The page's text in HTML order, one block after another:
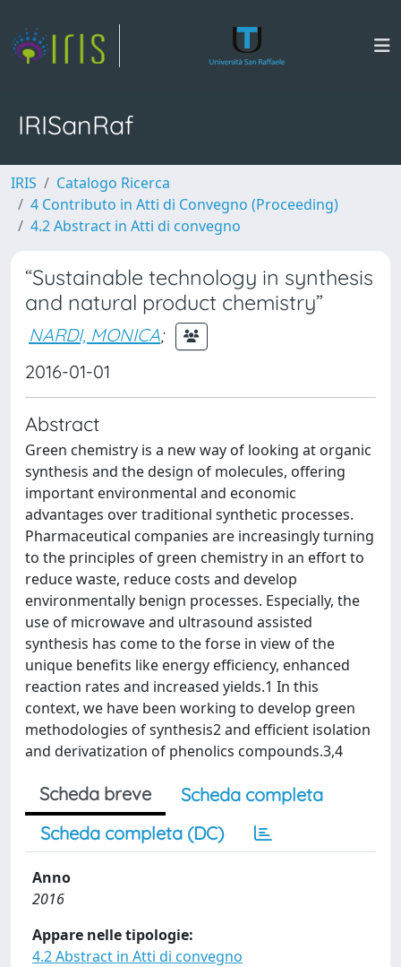
IRISanRaf
IRIS
Catalogo Ricerca
4 Contributo in Atti di Convegno (Proceeding)
4.2 Abstract in Atti di convegno
“Sustainable technology in synthesis
and natural product chemistry”
NARDI, MONICA;
2016-01-01
Abstract
Green chemistry is a new way of looking at organic
synthesis and the design of molecules, offering
important environmental and economic
advantages over traditional synthetic processes.
Pharmaceutical companies are increasingly turning
to the principles of green chemistry in an effort to
reduce waste, reduce costs and develop
environmentally benign processes. Especially, the
use of microwave and ultrasound assisted
synthesis has come to the forse in view of the
unique benefits like energy efficiency, enhanced
reaction rates and increased yields.1 In this
context, we have been working to develop green
methodologies of synthesis2 and efficient isolation
and derivatization of phenolics compounds.3,4
Scheda breve
Scheda completa
Scheda completa (DC)
Anno
2016
Appare nelle tipologie:
4.2 Abstract in Atti di convegno